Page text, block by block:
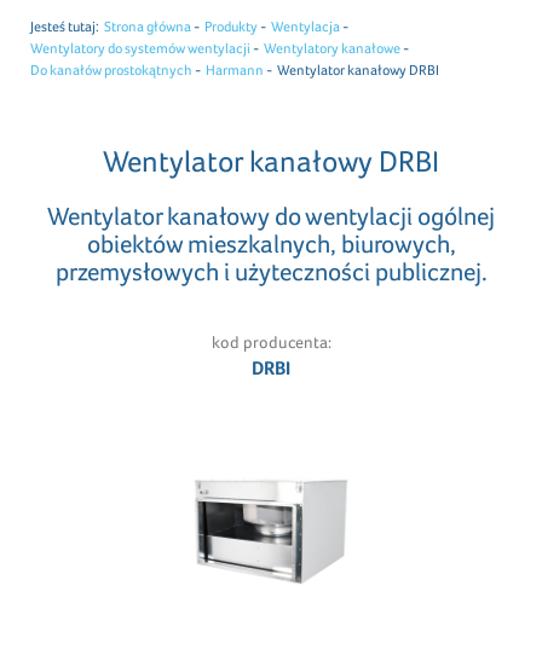
Jesteś tutaj: Strona główna Produkty
Wentylacja
Wentylatory do systemów wentylacji
Wentylatory kanałowe
Do kanałów prostokątnych
Harmann Wentylator kanałowy DRBI
Wentylator kanałowy DRBI
Wentylator kanałowy do wentylacji ogólnej
obiektów mieszkalnych, biurowych,
przemysłowych i użyteczności publicznej.
kod producenta:
DRBI